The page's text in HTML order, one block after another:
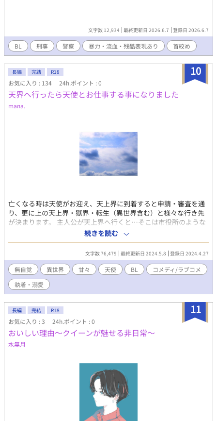
文字数 12,934 最終更新日 2026.6.7 登録日 2026.6.7
BL 刑事 警察 暴力・流血・残酷表現あり 首絞め
10
長編 完結 R18
お気に入り : 134 24h.ポイント : 0
天界へ行ったら天使とお仕事する事になりました
mana.
亡くなる時は天使がお迎え、天上界に到着すると申請・審査を通
り、更に上の天上界・獄界・転生（異世界含む）と様々な行き先
が決まります。 主人公が天上界へ行くと…そこは市役所のような
場所でした。 •*¨*•.¸¸☆*･ﾟ✡*｡ﾟ✧*。*•.❥﹢◊*ﾟ•*¨*•.¸¸♪ いら
っしゃいませ、こちらは天上界でございます。 とある主人公が配
属されたのは「異世界転生サポートセンター」 死後の審査の後、
異世界転生が決まった方々を手厚くフォローする為のセンターで
す。 転生先でもご相談出来るよう、試験的ではありますが出張所
を近々オープン致します。 オープンの際には、お気軽に出張所と
リンクしている神殿または教会までお越し下さいませ。
•*¨*•.¸¸☆*･ﾟ✡*｡ﾟ✧*。*•.❥﹢◊*ﾟ•*¨*•.¸¸♪ このお話は… ちょ
っと強面で無自覚な大天使と、無自覚ピュアな元人間のBL小説で
す。 無自覚☓無自覚のためR18ですが先が長いです。 R18は☆マー
クを付けております。 【ご注意】 ＊前半では、ストーリーの流れ
で病死があります。 苦手な方はご遠慮下さい。 ＊途中で登場人物
（男）の出産の経緯で大量出血の話が出ます。 血がこちらも苦手
世界観は私達の世界に似てますが、地上界も異世界です。 先に公
開しております「モブ希望〜」と、少し天界の世界観が被ります
が、こちらともまた違う異世界の世界の天界と思って頂けると嬉
しいです。 登場人物は何となく天使の名前っぽいなという感じで
他意はございません。 写真は以前撮った写真を加工しています。
今回も色々ツッコミ所は満載ですが温かく見守って読んでやって
続きを読む
文字数 76,479 最終更新日 2024.5.8 登録日 2024.4.27
無自覚 異世界 甘々 天使 BL
コメディ/ラブコメ
執着・溺愛
11
長編 完結 R18
お気に入り : 3 24h.ポイント : 0
おいしい理由～クイーンが魅せる非日常～
水無月